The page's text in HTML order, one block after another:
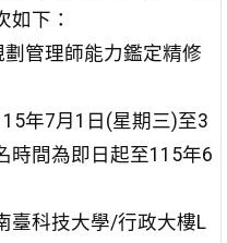
如下：
劃管理師能力鑑定精修
年7月1日(星期三)至3
時間為即日起至115年6
臺科技大學/行政大樓L